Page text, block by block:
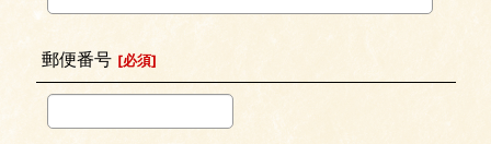
郵便番号 [必須]